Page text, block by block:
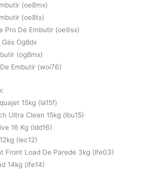
(oe8mx)
(oe8tx)
Pro De Embutir (oe9sx)
Og8dx
(og8mx)
Embutir (woi76)
15kg (la15f)
Ultra Clean 15kg (lbu15)
16 Kg (ldd16)
(lec12)
Front Load De Parede 3kg (lfe03)
14kg (lfe14)